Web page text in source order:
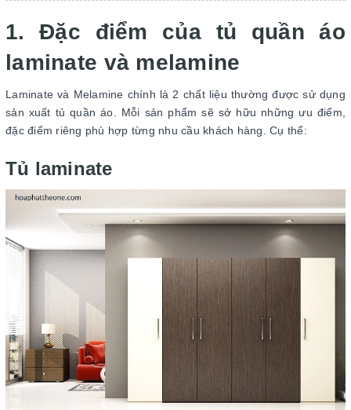
1. Đặc điểm của tủ quần áo
laminate và melamine
Laminate và Melamine chính là 2 chất liệu thường được sử dụng
sản xuất tủ quần áo. Mỗi sản phẩm sẽ sở hữu những ưu điểm,
đặc điểm riêng phù hợp từng nhu cầu khách hàng. Cụ thể:
Tủ laminate